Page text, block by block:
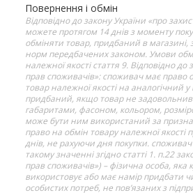
Повернення і обмін
Відповідно до закону України «про
можете протягом 14 днів з моменту
обміняти товар, придбаний в магазині,
норм передбачених законом. Умови
належної якості стаття 9. Відповідно до
прав споживачів»: споживач має право
товар належної якості на аналогічний
придбаний, якщо товар не
габаритами, фасоном, кольором,
може бути ним використаний за
право на обмін товару належної якості
днів, не рахуючи дня покупки.
такому значенні згідно статті 1. п.22
прав споживачів») – фізична особа, яка
використовує або має намір придбати
особистих потреб, не пов’язаних з